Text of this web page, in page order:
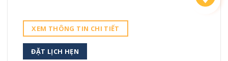
XEM THÔNG TIN CHI TIẾT
ĐẶT LỊCH HẸN